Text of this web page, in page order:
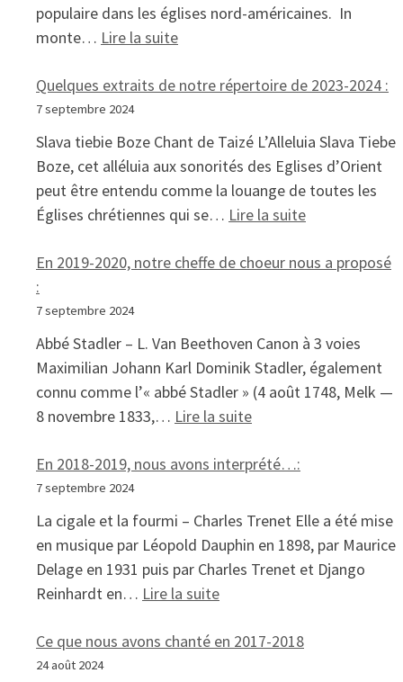
populaire dans les églises nord-américaines. In
monte… Lire la suite: Et cette année, nous avons
Quelques extraits de notre répertoire de 2023-2024 :
7 septembre 2024
Slava tiebie Boze Chant de Taizé L’Alleluia Slava Tiebe
Boze, cet alléluia aux sonorités des Eglises d’Orient
peut être entendu comme la louange de toutes les
Églises chrétiennes qui se… Lire la suite: Quelques
En 2019-2020, notre cheffe de choeur nous a proposé
:
7 septembre 2024
Abbé Stadler – L. Van Beethoven Canon à 3 voies
Maximilian Johann Karl Dominik Stadler, également
connu comme l’« abbé Stadler » (4 août 1748, Melk —
8 novembre 1833,… Lire la suite: En 2019-2020, notre
En 2018-2019, nous avons interprété…:
7 septembre 2024
La cigale et la fourmi – Charles Trenet Elle a été mise
en musique par Léopold Dauphin en 1898, par Maurice
Delage en 1931 puis par Charles Trenet et Django
Reinhardt en… Lire la suite: En 2018-2019, nous
Ce que nous avons chanté en 2017-2018
24 août 2024